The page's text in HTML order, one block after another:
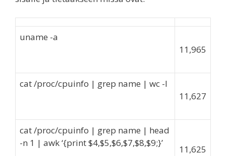
uname -a
11,965
cat /proc/cpuinfo | grep name | wc -l
11,627
cat /proc/cpuinfo | grep name | head
-n 1 | awk ‘{print $4,$5,$6,$7,$8,$9;}’
11,625